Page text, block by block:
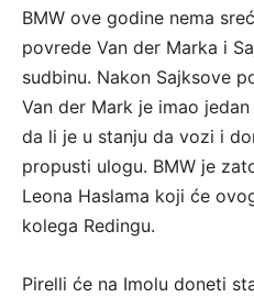
BMW ove godine nema
povrede Van der Marka i
sudbinu. Nakon Sajksove
Van der Mark je imao
da li je u stanju da vozi i
propusti ulogu. BMW je
Leona Haslama koji će
kolega Redingu.
Pirelli će na Imolu doneti